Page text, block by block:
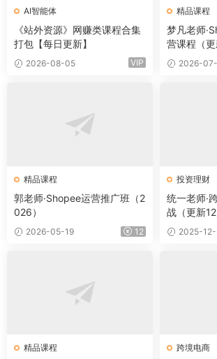
AI智能体
《站外资源》网赚类课程合集
打包【每日更新】
2026-08-05 VIP
精品课程
梦凡老师
营课程（更
2026-
精品课程
郭老师·Shopee运营推广班（2
026）
2026-05-19 12
投资理财
统一老师·
战（更新12
2025-
精品课程 跨境电商